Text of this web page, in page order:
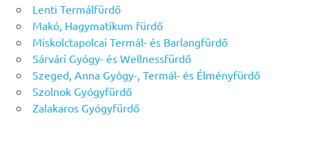
Lenti Termálfürdő
Makó, Hagymatikum fürdő
Miskolctapolcai Termál- és Barlangfürdő
Sárvári Gyógy- és Wellnessfürdő
Szeged, Anna Gyógy-, Termál- és Élményfürdő
Szolnok Gyógyfürdő
Zalakaros Gyógyfürdő